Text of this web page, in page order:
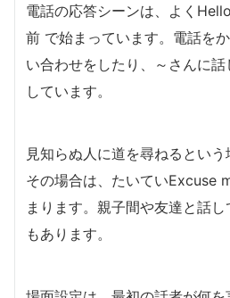
電話の応答シーンは、よく
前 で始まっています。電話を
い合わせをしたり、～さんに
しています。
見知らぬ人に道を尋ねるという
その場合は、たいていExcuse
まります。親子間や友達と話
もあります。